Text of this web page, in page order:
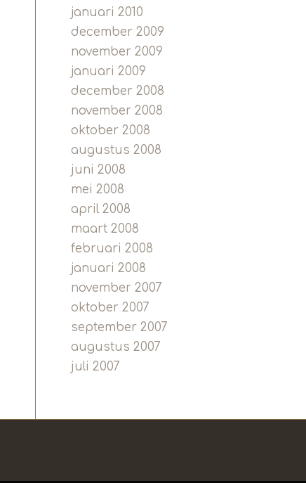
januari 2010
december 2009
november 2009
januari 2009
december 2008
november 2008
oktober 2008
augustus 2008
juni 2008
mei 2008
april 2008
maart 2008
februari 2008
januari 2008
november 2007
oktober 2007
september 2007
augustus 2007
juli 2007